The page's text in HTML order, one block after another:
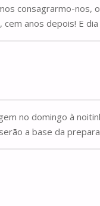
consagrarmo-
cem anos depois! E
no domingo à
a base da